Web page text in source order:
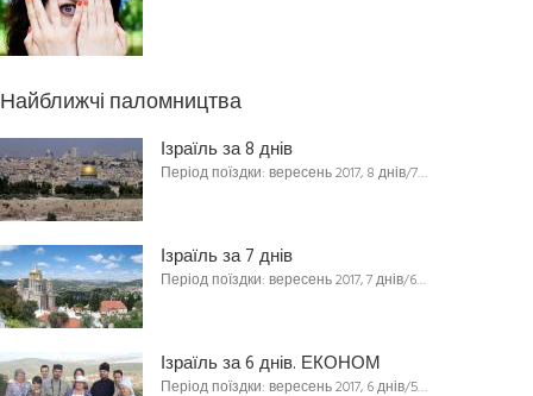
Найближчі паломництва
Ізраїль за 8 днів
Період поїздки: вересень 2017, 8 днів/7…
Ізраїль за 7 днів
Період поїздки: вересень 2017, 7 днів/6…
Ізраїль за 6 днів. ЕКОНОМ
Період поїздки: вересень 2017, 6 днів/5…